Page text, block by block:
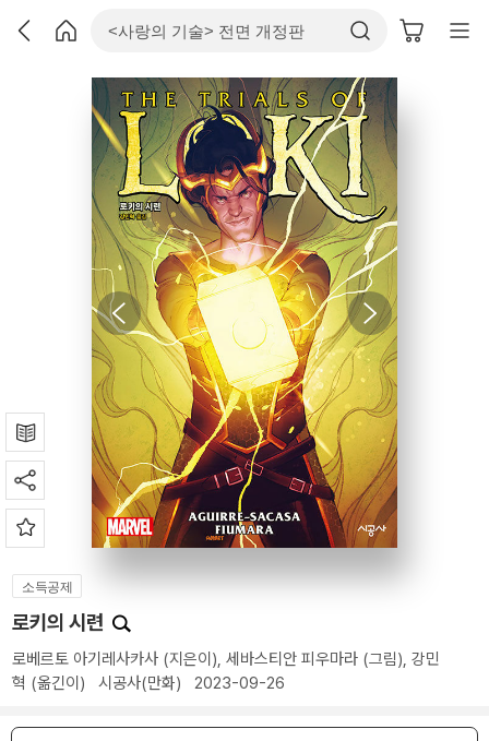
소득공제
로키의 시련
로베르토 아기레사카사 (지은이), 세바스티안 피우마라 (그림), 강민
혁 (옮긴이) 시공사(만화) 2023-09-26